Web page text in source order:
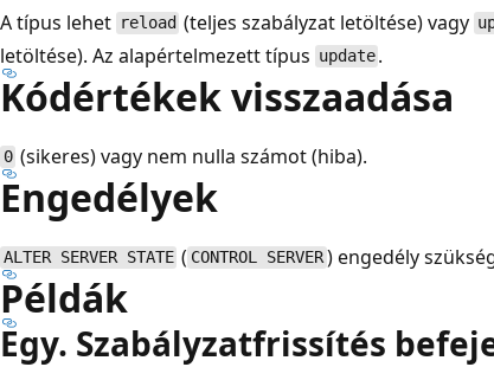
A típus lehet reload (teljes szabályzat letöltése) vagy
letöltése). Az alapértelmezett típus update .
Kódértékek visszaadása
0 (sikeres) vagy nem nulla számot (hiba).
Engedélyek
ALTER SERVER STATE ( CONTROL SERVER) engedély
Példák
Egy. Szabályzatfrissítés